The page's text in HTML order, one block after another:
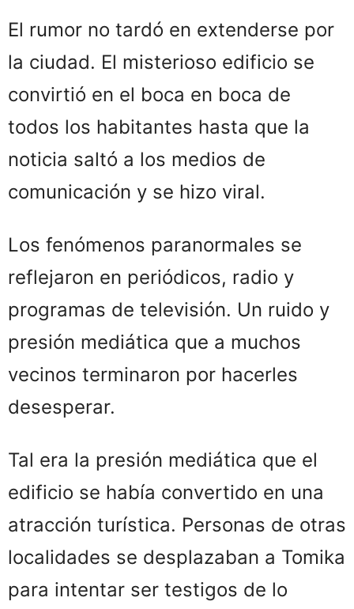
El rumor no tardó en extenderse por
la ciudad. El misterioso edificio se
convirtió en el boca en boca de
todos los habitantes hasta que la
noticia saltó a los medios de
comunicación y se hizo viral.
Los fenómenos paranormales se
reflejaron en periódicos, radio y
programas de televisión. Un ruido y
presión mediática que a muchos
vecinos terminaron por hacerles
desesperar.
Tal era la presión mediática que el
edificio se había convertido en una
atracción turística. Personas de otras
localidades se desplazaban a Tomika
para intentar ser testigos de lo